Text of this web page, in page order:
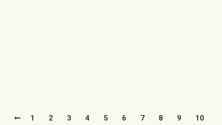
1 2 3 4 5 6 7 8 9
10